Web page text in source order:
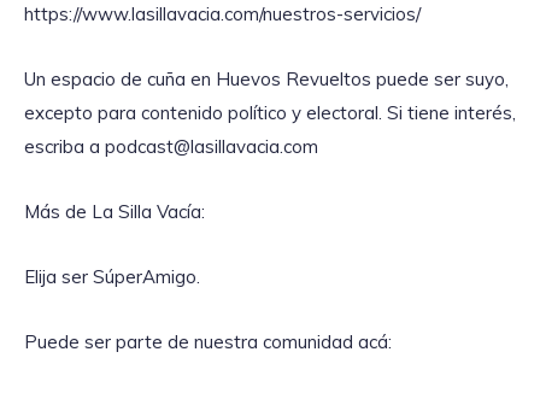
https://www.lasillavacia.com/nuestros-servicios/
Un espacio de cuña en Huevos Revueltos puede ser suyo,
excepto para contenido político y electoral. Si tiene interés,
escriba a podcast@lasillavacia.com
Más de La Silla Vacía:
Elija ser SúperAmigo.
Puede ser parte de nuestra comunidad acá: